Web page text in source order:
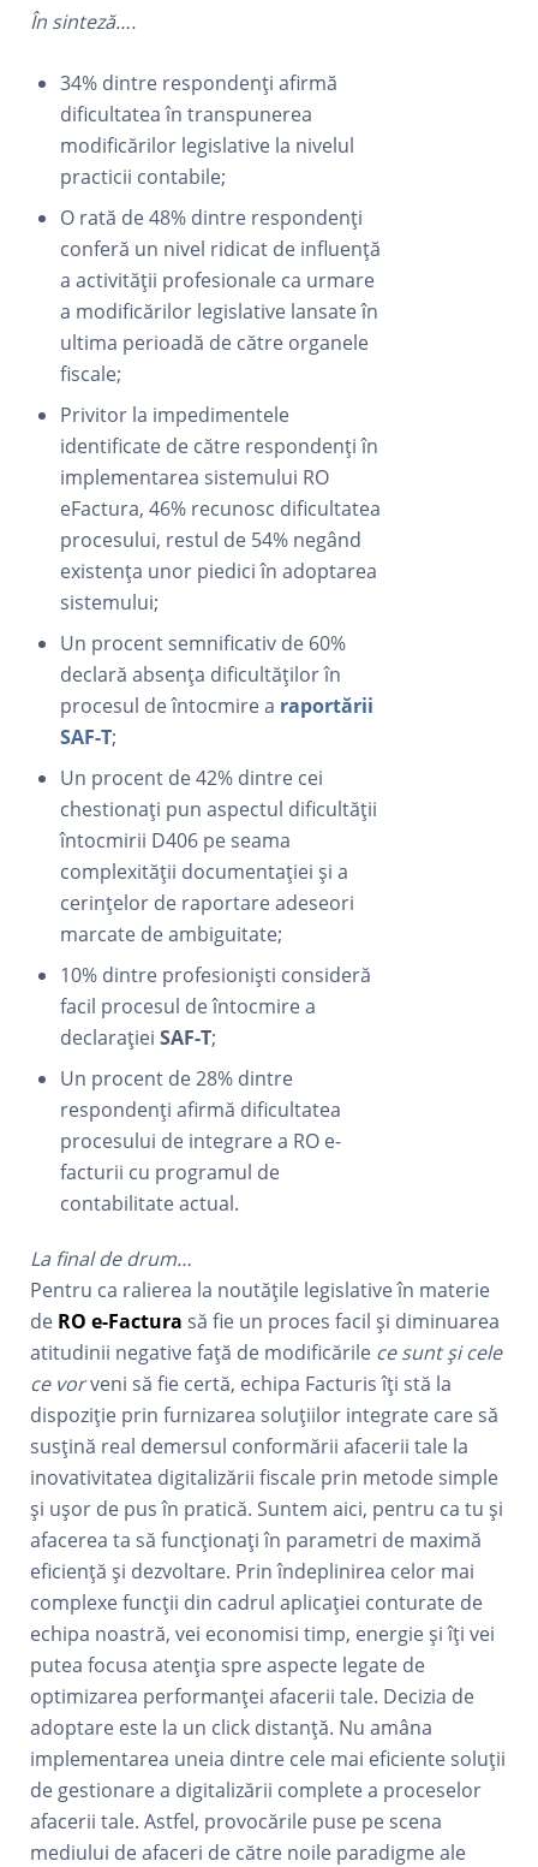
În sinteză….
34% dintre respondenți afirmă
dificultatea în transpunerea
modificărilor legislative la nivelul
practicii contabile;
O rată de 48% dintre respondenți
conferă un nivel ridicat de influență
a activității profesionale ca urmare
a modificărilor legislative lansate în
ultima perioadă de către organele
fiscale;
Privitor la impedimentele
identificate de către respondenți în
implementarea sistemului RO
eFactura, 46% recunosc dificultatea
procesului, restul de 54% negând
existența unor piedici în adoptarea
sistemului;
Un procent semnificativ de 60%
declară absența dificultăților în
procesul de întocmire a raportării
SAF-T;
Un procent de 42% dintre cei
chestionați pun aspectul dificultății
întocmirii D406 pe seama
complexității documentației și a
cerințelor de raportare adeseori
marcate de ambiguitate;
10% dintre profesioniști consideră
facil procesul de întocmire a
declarațieiSAF-T;
Un procent de 28% dintre
respondenți afirmă dificultatea
procesului de integrare a RO e-
facturii cu programul de
contabilitate actual.
La final de drum…
Pentru ca ralierea la noutățile legislative în materie
de RO e-Factura să fie un proces facil și diminuarea
atitudinii negative față de modificările ce sunt și cele
ce vorveni să fie certă, echipa Facturis îți stă la
dispoziție prin furnizarea soluțiilor integrate care să
susțină real demersul conformării afacerii tale la
inovativitatea digitalizării fiscale prin metode simple
și ușor de pus în pratică. Suntem aici, pentru ca tu și
afacerea ta să funcționați în parametri de maximă
eficiență și dezvoltare. Prin îndeplinirea celor mai
complexe funcții din cadrul aplicației conturate de
echipa noastră, vei economisi timp, energie și îți vei
putea focusa atenția spre aspecte legate de
optimizarea performanței afacerii tale. Decizia de
adoptare este la un click distanță. Nu amâna
implementarea uneia dintre cele mai eficiente soluții
de gestionare a digitalizării complete a proceselor
afacerii tale. Astfel, provocările puse pe scena
mediului de afaceri de către noile paradigme ale